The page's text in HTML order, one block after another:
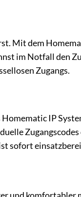
Mit dem
im Notfall den
Zugangs.
IP
sofort